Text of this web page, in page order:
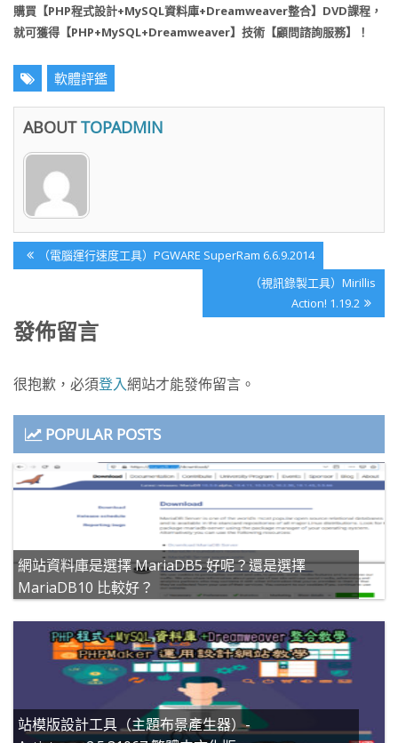
購買【PHP程式設計+MySQL資料庫+Dreamweaver整合】DVD課程，
就可獲得【PHP+MySQL+Dreamweaver】技術【顧問諮詢服務】！
軟體評鑑
ABOUT TOPADMIN
文
章
覽
Previous
Post:
（電腦運行速度工具）PGWARE SuperRam 6.6.9.2014
Next
（視訊錄製工具）Mirillis
Action! 1.19.2
發佈留言
很抱歉，必須登入網站才能發佈留言。
POPULAR POSTS
網站資料庫是選擇 MariaDB5 好呢？還是選擇
MariaDB10 比較好？
站模版設計工具（主題布景產生器）-